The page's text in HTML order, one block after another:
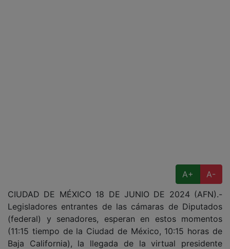
A+
A-
CIUDAD DE MÉXICO 18 DE JUNIO DE 2024 (AFN).-
Legisladores entrantes de las cámaras de Diputados
(federal) y senadores, esperan en estos momentos
(11:15 tiempo de la Ciudad de México, 10:15 horas de
Baja California), la llegada de la virtual presidente